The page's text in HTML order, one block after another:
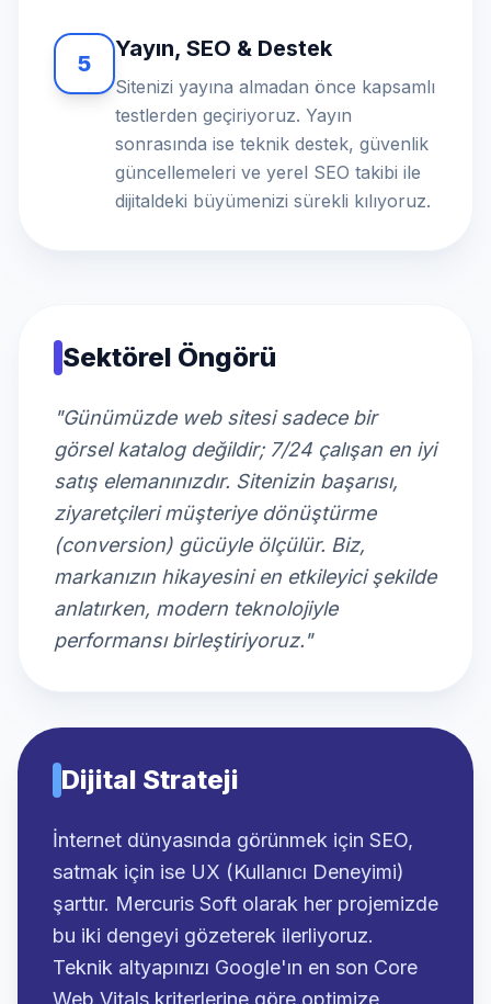
5
Yayın, SEO & Destek
Sitenizi yayına almadan önce kapsamlı
testlerden geçiriyoruz. Yayın
sonrasında ise teknik destek, güvenlik
güncellemeleri ve yerel SEO takibi ile
dijitaldeki büyümenizi sürekli kılıyoruz.
Sektörel Öngörü
"Günümüzde web sitesi sadece bir
görsel katalog değildir; 7/24 çalışan en iyi
satış elemanınızdır. Sitenizin başarısı,
ziyaretçileri müşteriye dönüştürme
(conversion) gücüyle ölçülür. Biz,
markanızın hikayesini en etkileyici şekilde
anlatırken, modern teknolojiyle
performansı birleştiriyoruz."
Dijital Strateji
İnternet dünyasında görünmek için SEO,
satmak için ise UX (Kullanıcı Deneyimi)
şarttır. Mercuris Soft olarak her projemizde
bu iki dengeyi gözeterek ilerliyoruz.
Teknik altyapınızı Google'ın en son Core
Web Vitals kriterlerine göre optimize